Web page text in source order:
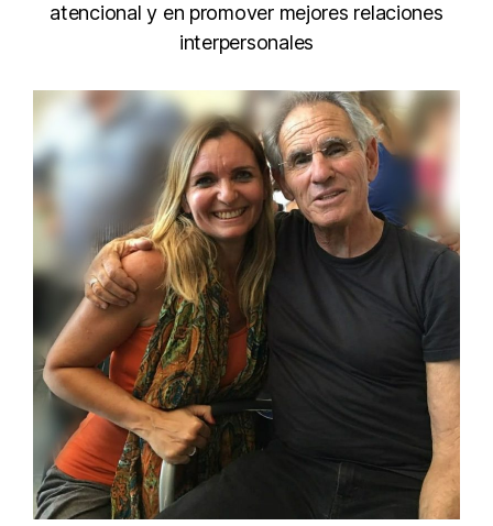
atencional y en promover mejores relaciones
interpersonales